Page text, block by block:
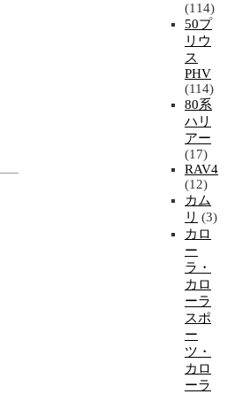
(114)
50プ
リウ
ス
PHV
(114)
80系
ハリ
アー
(17)
RAV4
(12)
カム
リ (3)
カロ
ー
ラ・
カロ
ーラ
スポ
ー
ツ・
カロ
ーラ